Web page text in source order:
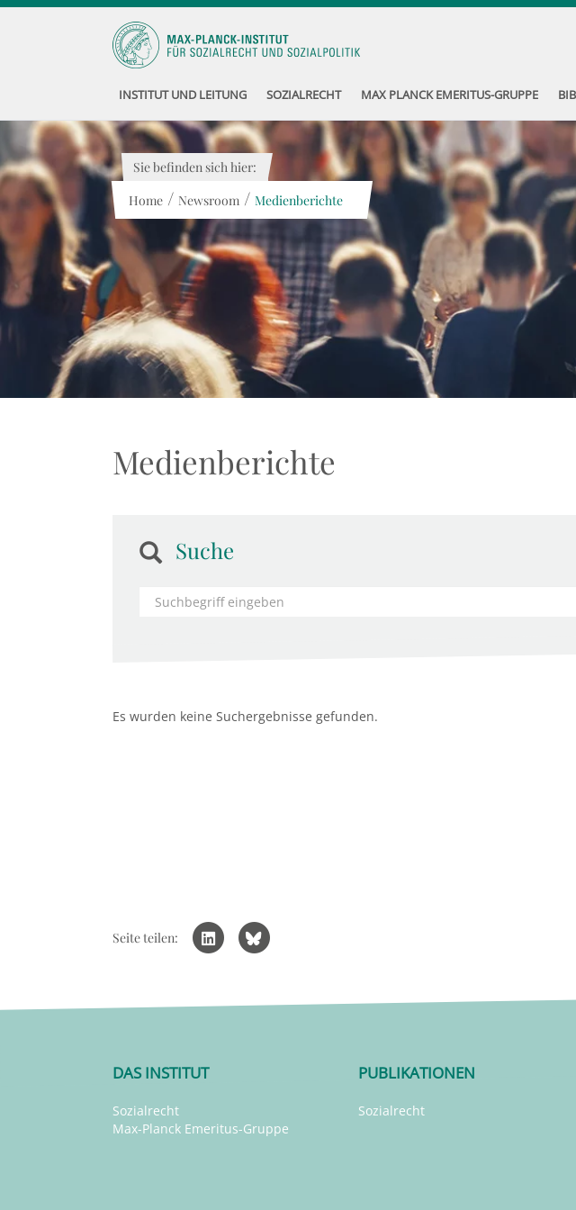
INSTITUT UND LEITUNG SOZIALRECHT MAX PLANCK EMERITUS-GRUPPE
Sie befinden sich hier:
Home / Newsroom / Medienberichte
Medienberichte
Suche
Es wurden keine Suchergebnisse gefunden.
Seite teilen:
DAS INSTITUT
Sozialrecht
Max-Planck Emeritus-Gruppe
PUBLIKATIONEN
Sozialrecht